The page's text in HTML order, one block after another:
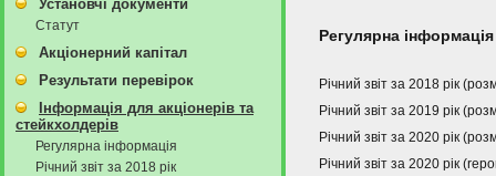
Установчі документи
Статут
Акціонерний капітал
Результати перевірок
Інформація для акціонерів та
стейкхолдерів
Регулярна інформація
Річний звіт за 2018 рік
Регулярна інформація
Річний звіт за 2018 рік
Річний звіт за 2019 рік
Річний звіт за 2020 рік
Річний звіт за 2020 рік